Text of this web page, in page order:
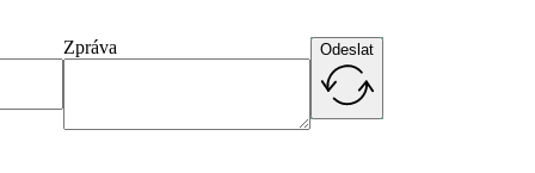
Zpráva Odeslat